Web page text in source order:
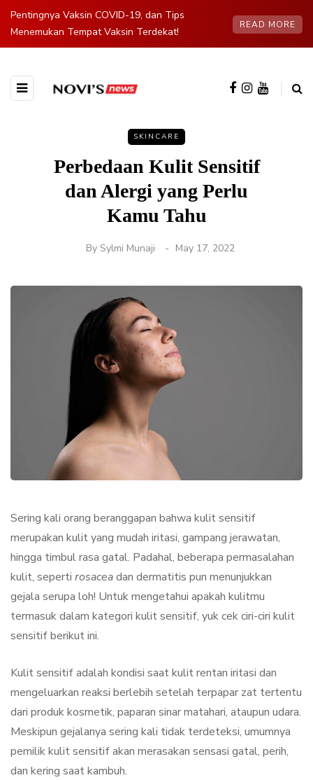
Pentingnya Vaksin COVID-19, dan Tips
Menemukan Tempat Vaksin Terdekat!
READ MORE
SKINCARE
Perbedaan Kulit Sensitif
dan Alergi yang Perlu
Kamu Tahu
By Sylmi Munaji May 17, 2022
Sering kali orang beranggapan bahwa kulit sensitif
merupakan kulit yang mudah iritasi, gampang jerawatan,
hingga timbul rasa gatal. Padahal, beberapa permasalahan
kulit, seperti rosaceadan dermatitis pun menunjukkan
gejala serupa loh! Untuk mengetahui apakah kulitmu
termasuk dalam kategori kulit sensitif, yuk cek ciri-ciri kulit
sensitif berikut ini.
Kulit sensitif adalah kondisi saat kulit rentan iritasi dan
mengeluarkan reaksi berlebih setelah terpapar zat tertentu
dari produk kosmetik, paparan sinar matahari, ataupun udara.
Meskipun gejalanya sering kali tidak terdeteksi, umumnya
pemilik kulit sensitif akan merasakan sensasi gatal, perih,
dan kering saat kambuh.